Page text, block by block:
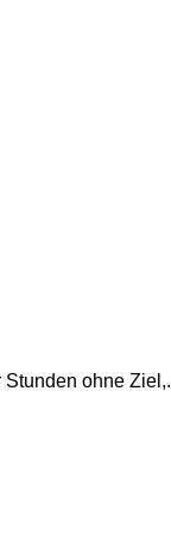
Stunden ohne